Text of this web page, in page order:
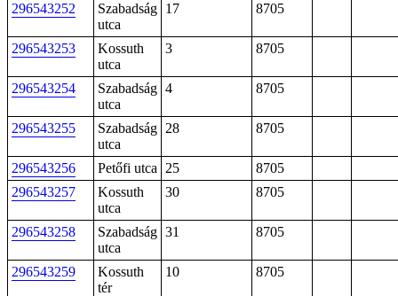
296543252
Szabadság
utca
17 8705
296543253
Kossuth
utca
3 8705
296543254
Szabadság
utca
4 8705
296543255
Szabadság
utca
28 8705
296543256 Petőfi utca 25
8705
296543257
Kossuth
utca
30 8705
296543258
Szabadság
utca
31 8705
296543259
Kossuth
tér
10 8705